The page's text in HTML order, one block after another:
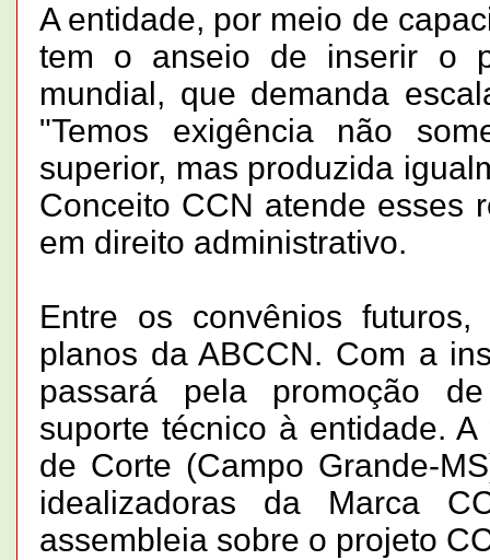
A entidade, por meio de
tem o anseio de inserir o
mundial, que demanda
"Temos exigência não
superior, mas produzida
Conceito CCN atende esses
em direito administrativo.
Entre os convênios
planos da ABCCN. Com a
passará pela promoção
suporte técnico à entidade.
de Corte (Campo Grande-
idealizadoras da Marca
assembleia sobre o projeto